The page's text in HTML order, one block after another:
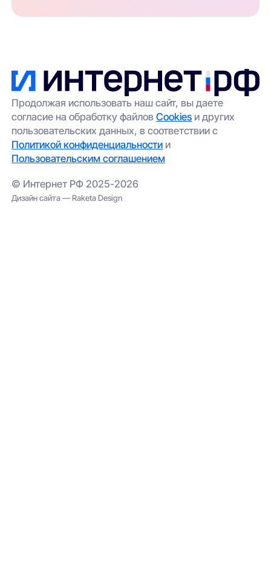
Продолжая использовать наш сайт, вы даете
согласие на обработку файловCookies и других
пользовательских данных, в соответствии с
Политикой конфиденциальности и
Пользовательским соглашением
© Интернет РФ 2025-2026
Дизайн сайта — Raketa Design